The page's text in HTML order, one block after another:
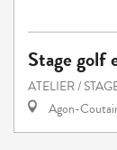
Stage golf
ATELIER /
Agon-